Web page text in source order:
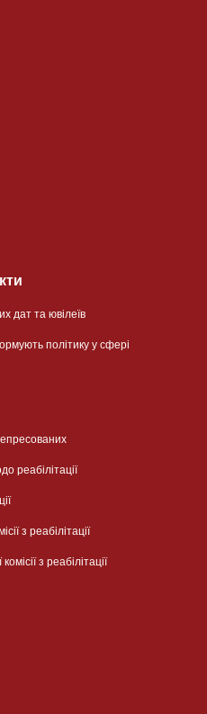
дат та ювілеїв
політику у сфері
реабілітації
з реабілітації
з реабілітації